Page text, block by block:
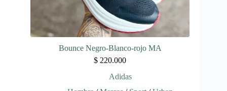
Bounce Negro-Blanco-rojo MA
$ 220.000
Adidas